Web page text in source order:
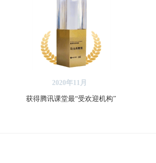
2020年11月
获得腾讯课堂最“受欢迎机构”